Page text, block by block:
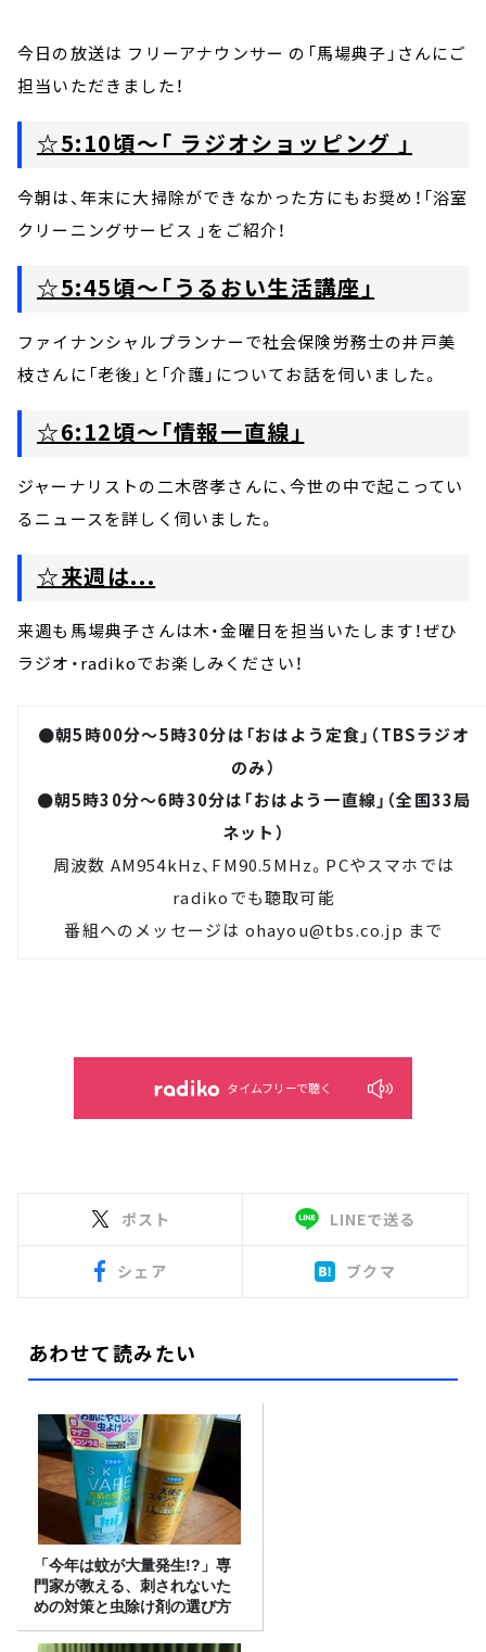
今日の放送は フリーアナウンサー の「馬場典子」さんにご
担当いただきました！
☆5:10頃～「 ラジオショッピング 」
今朝は、年末に大掃除ができなかった方にもお奨め！「浴室
クリーニングサービス 」をご紹介！
☆5:45頃～「うるおい生活講座」
ファイナンシャルプランナーで社会保険労務士の井戸美
枝さんに「老後」と「介護」についてお話を伺いました。
☆6:12頃～「情報一直線」
ジャーナリストの二木啓孝さんに、今世の中で起こってい
るニュースを詳しく伺いました。
☆来週は...
来週も馬場典子さんは木・金曜日を担当いたします！ぜひ
ラジオ・radikoでお楽しみください！
●朝5時00分～5時30分は「おはよう定食」（TBSラジオ
のみ）
●朝5時30分～6時30分は「おはよう一直線」（全国33局
ネット）
周波数 AM954kHz、FM90.5MHz。PCやスマホでは
radikoでも聴取可能
番組へのメッセージは ohayou@tbs.co.jp まで
タイムフリーで聴く
ポスト LINEで送る
シェア ブクマ
あわせて読みたい
「今年は蚊が大量発生!?」専
門家が教える、刺されないた
めの対策と虫除け剤の選び方